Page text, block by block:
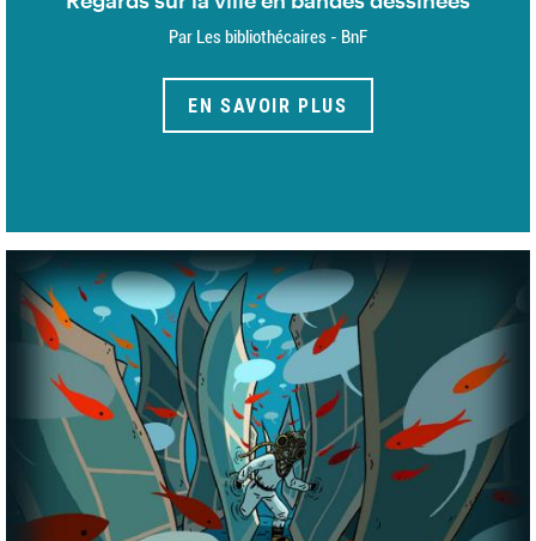
Par Les bibliothécaires - BnF
EN SAVOIR PLUS